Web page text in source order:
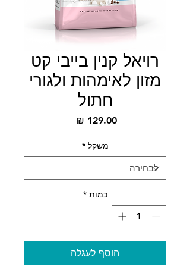
רויאל קנין בייבי קט
מזון לאימהות ולגורי
חתול
משקל *
כמות *
הוסף לעגלה